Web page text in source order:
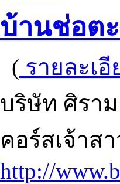
บ้านช่อต
( รายละเอี
บริษัท ศิรา
คอร์สเจ้าสา
http://